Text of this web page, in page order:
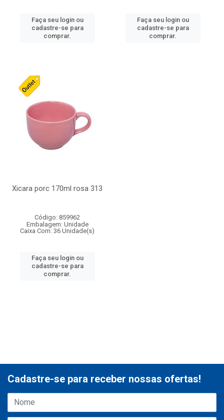
Faça seu login ou
cadastre-se para
comprar.
Faça seu login ou
cadastre-se para
comprar.
Xicara porc 170ml rosa 313
Código: 859962
Embalagem: Unidade
Caixa Com: 36 Unidade(s)
Faça seu login ou
cadastre-se para
comprar.
Cadastre-se para receber nossas ofertas!